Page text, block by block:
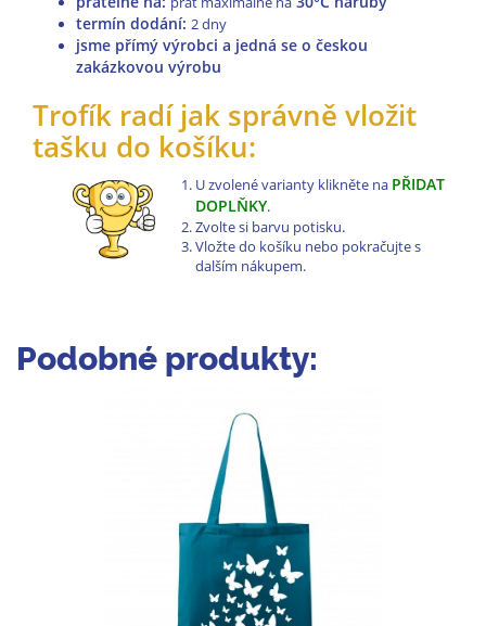
termín dodání: 2 dny
jsme přímý výrobci a jedná se o českou
zakázkovou výrobu
Trofík radí jak správně vložit
tašku do košíku:
U zvolené varianty klikněte na PŘIDAT
DOPLŇKY.
Zvolte si barvu potisku.
Vložte do košíku nebo pokračujte s
dalším nákupem.
Podobné produkty: